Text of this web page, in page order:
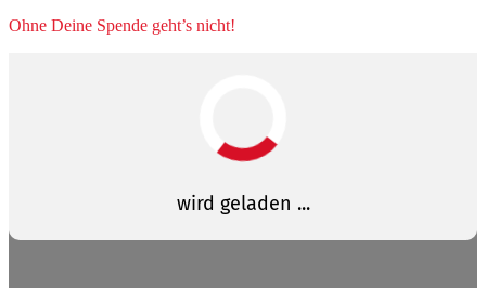
Ohne Deine Spende geht’s nicht!